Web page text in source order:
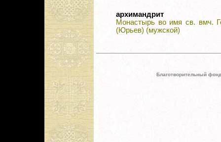
архимандрит
Монастырь во имя св. вмч.
(Юрьев) (мужской)
Благотворительный